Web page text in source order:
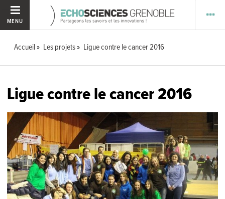
MENU
Accueil Les projets Ligue contre le cancer 2016
Ligue contre le cancer 2016